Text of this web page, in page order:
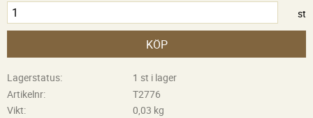
st
KÖP
Lagerstatus
1 st i lager
Artikelnr
T2776
Vikt
0,03 kg